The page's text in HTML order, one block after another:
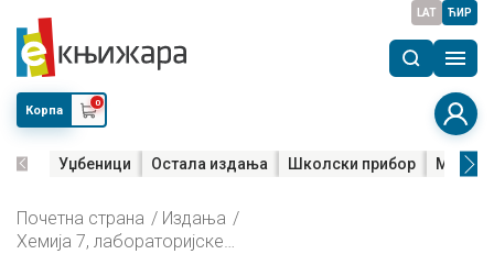
LAT ЋИР
Корпа
0
Уџбеници Остала издања Школски прибор Мала
Почетна страна
Издања
Хемија 7, лабораторијске вежбе са задацима на босанском језику